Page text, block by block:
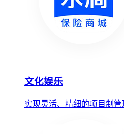
文化娱乐
实现灵活、精细的项目制